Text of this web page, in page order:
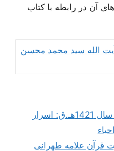
آن در رابطه با کتاب
الله سید محمد محسن
مراسم احیاء 23 رمضان سال 1421هـ.ق: اسرار
قرآن علامه طهرانی